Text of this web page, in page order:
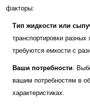
факторы:
Тип жидкости или
транспортировки
требуются емкости с
Ваши потребности.
вашим потребностям в
характеристиках.